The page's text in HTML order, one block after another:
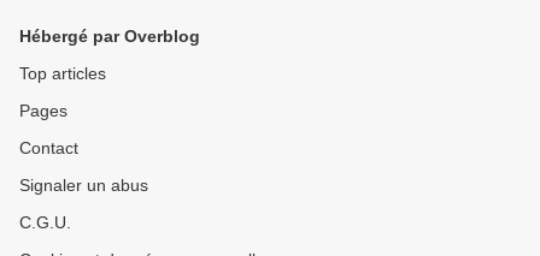
Hébergé par Overblog
Top articles
Pages
Contact
Signaler un abus
C.G.U.